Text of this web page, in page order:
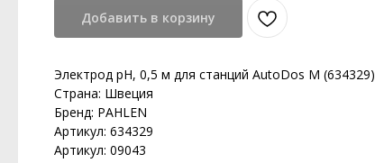
Добавить в корзину
Электрод pH, 0,5 м для станций AutoDos M (634329)
Страна: Швеция
Бренд: PAHLEN
Артикул: 634329
Артикул: 09043